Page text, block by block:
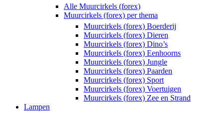
Alle Muurcirkels (forex)
Muurcirkels (forex) per thema
Muurcirkels (forex) Boerderij
Muurcirkels (forex) Dieren
Muurcirkels (forex) Dino’s
Muurcirkels (forex) Eenhoorns
Muurcirkels (forex) Jungle
Muurcirkels (forex) Paarden
Muurcirkels (forex) Sport
Muurcirkels (forex) Voertuigen
Muurcirkels (forex) Zee en Strand
Lampen